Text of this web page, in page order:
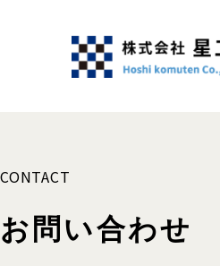
CONTACT
お問い合わせ